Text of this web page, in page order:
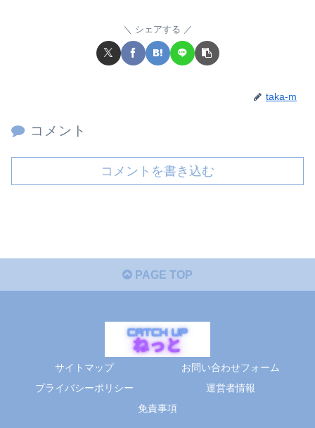
シェアする
taka-m
コメント
コメントを書き込む
PAGE TOP
サイトマップ
お問い合わせフォーム
プライバシーポリシー
運営者情報
免責事項